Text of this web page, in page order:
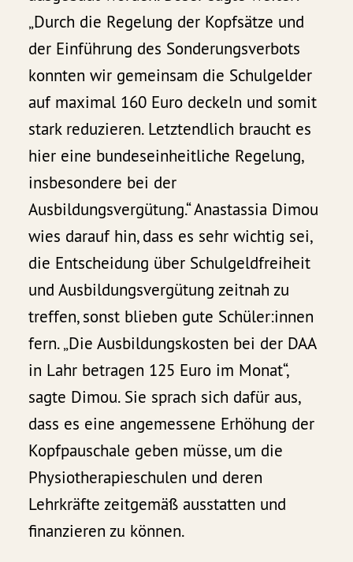
„Durch die Regelung der Kopfsätze und
der Einführung des Sonderungsverbots
konnten wir gemeinsam die Schulgelder
auf maximal 160 Euro deckeln und somit
stark reduzieren. Letztendlich braucht es
hier eine bundeseinheitliche Regelung,
insbesondere bei der
Ausbildungsvergütung.“ Anastassia Dimou
wies darauf hin, dass es sehr wichtig sei,
die Entscheidung über Schulgeldfreiheit
und Ausbildungsvergütung zeitnah zu
treffen, sonst blieben gute Schüler:innen
fern. „Die Ausbildungskosten bei der DAA
in Lahr betragen 125 Euro im Monat“,
sagte Dimou. Sie sprach sich dafür aus,
dass es eine angemessene Erhöhung der
Kopfpauschale geben müsse, um die
Physiotherapieschulen und deren
Lehrkräfte zeitgemäß ausstatten und
finanzieren zu können.